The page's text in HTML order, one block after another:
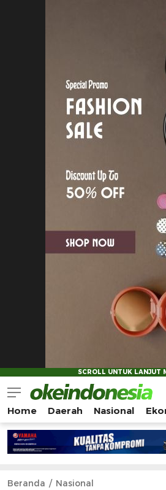
Okeindonesia.Online
Mengonlinekan Indonesia
Home Daerah Nasional
Beranda Nasional